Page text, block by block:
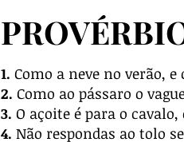
1. Como a neve no verão,
2. Como ao pássaro o
3. O açoite é para o
4. Não respondas ao tolo